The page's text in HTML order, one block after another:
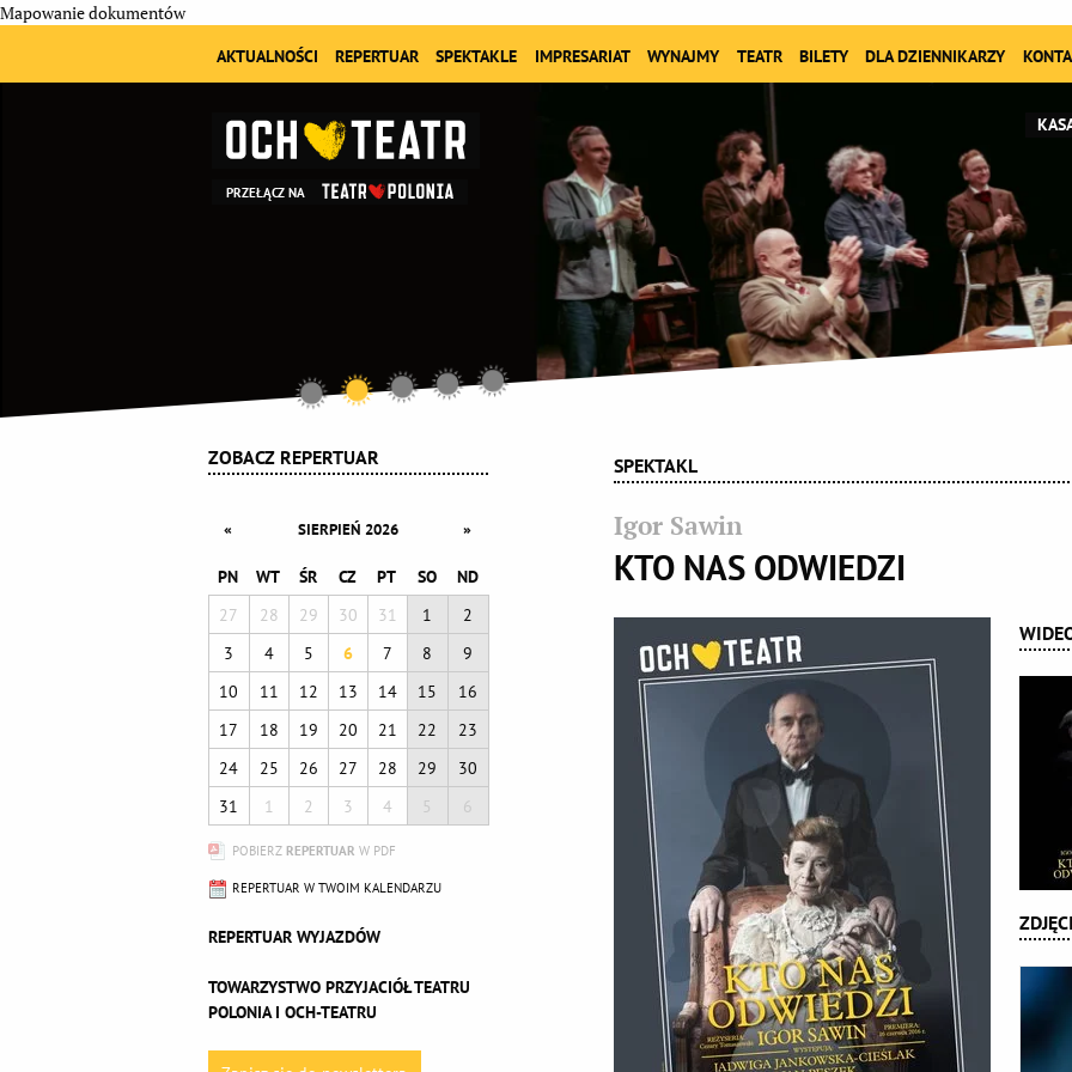
Mapowanie dokumentów
AKTUALNOŚCI REPERTUAR SPEKTAKLE IMPRESARIAT WYNAJMY TEATR BILETY DLA DZIENNIKARZY
PRZEŁĄCZ NA
ZOBACZ REPERTUAR
« SIERPIEŃ 2026 »
PN WT ŚR CZ PT SO
ND
27
28 29 30 31 1
2
3
4 5 6 7 8
9
10
11 12 13 14 15
16
17
18 19 20 21 22
23
24
25 26 27 28 29
30
31
1 2 3 4 5 6
POBIERZ REPERTUAR W PDF
REPERTUAR W TWOIM KALENDARZU
REPERTUAR WYJAZDÓW
TOWARZYSTWO PRZYJACIÓŁ TEATRU
POLONIA I OCH-TEATRU
SPEKTAKL
Igor Sawin
KTO NAS ODWIEDZI